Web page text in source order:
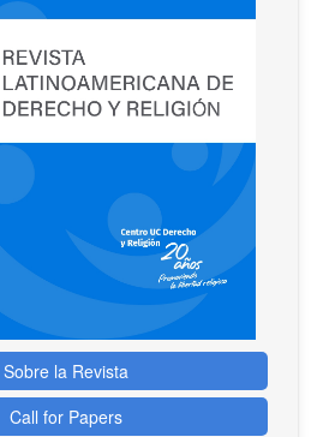
Sobre la Revista
Call for Papers